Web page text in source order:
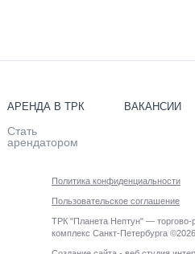
АРЕНДА В ТРК
Стать
арендатором
ВАКАНСИИ
Политика конфиденциальности
Пользовательское соглашение
ТРК "Планета Нептун" — торгово-
комплекс Санкт-Петербурга